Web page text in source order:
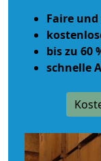
Faire
bis zu 60
schnelle